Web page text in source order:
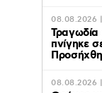
08.08.2026
πνίγηκε
08.08.2026